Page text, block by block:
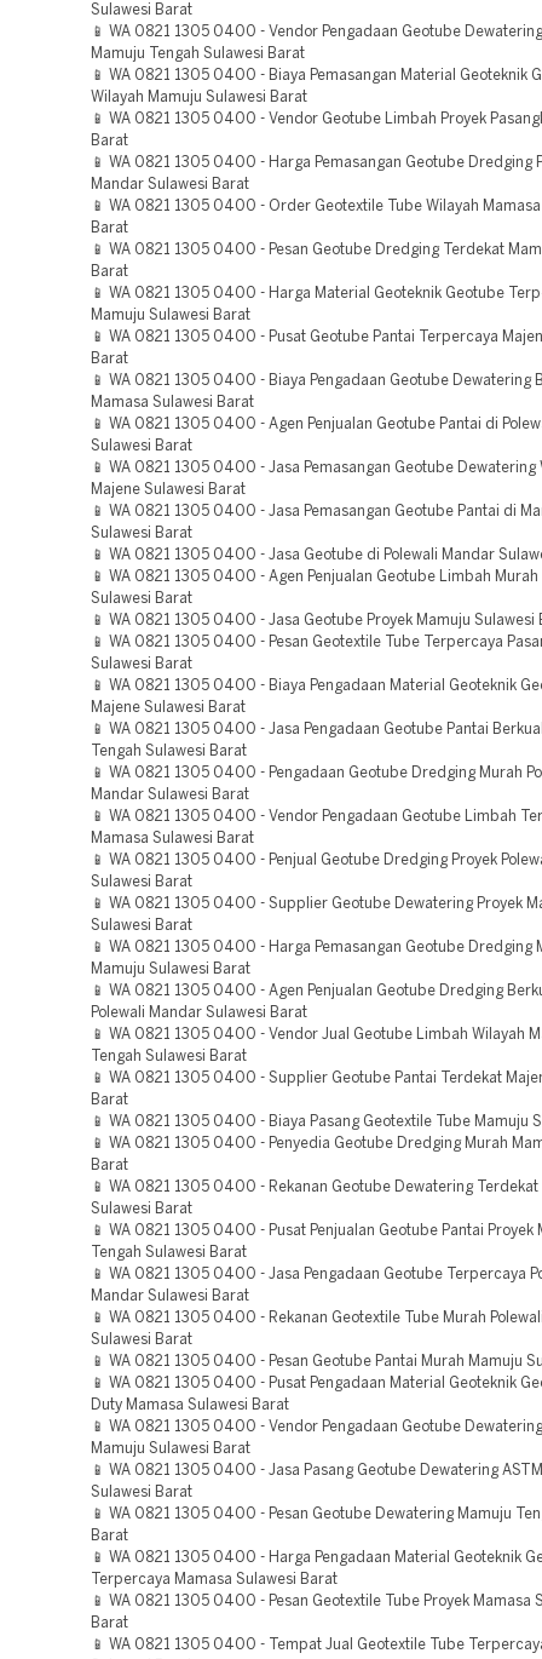
Sulawesi Barat
📱 WA 0821 1305 0400 - Vendor Pengadaan Geotube
Mamuju Tengah Sulawesi Barat
📱 WA 0821 1305 0400 - Biaya Pemasangan Material Geoteknik
Wilayah Mamuju Sulawesi Barat
📱 WA 0821 1305 0400 - Vendor Geotube Limbah Proyek
Barat
📱 WA 0821 1305 0400 - Harga Pemasangan Geotube Dredging
Mandar Sulawesi Barat
📱 WA 0821 1305 0400 - Order Geotextile Tube Wilayah
Barat
📱 WA 0821 1305 0400 - Pesan Geotube Dredging Terdekat
Barat
📱 WA 0821 1305 0400 - Harga Material Geoteknik Geotube
Mamuju Sulawesi Barat
📱 WA 0821 1305 0400 - Pusat Geotube Pantai Terpercaya
Barat
📱 WA 0821 1305 0400 - Biaya Pengadaan Geotube Dewatering
Mamasa Sulawesi Barat
📱 WA 0821 1305 0400 - Agen Penjualan Geotube Pantai di
Sulawesi Barat
📱 WA 0821 1305 0400 - Jasa Pemasangan Geotube Dewatering
Majene Sulawesi Barat
📱 WA 0821 1305 0400 - Jasa Pemasangan Geotube Pantai di
Sulawesi Barat
📱 WA 0821 1305 0400 - Jasa Geotube di Polewali Mandar
📱 WA 0821 1305 0400 - Agen Penjualan Geotube Limbah Murah
Sulawesi Barat
📱 WA 0821 1305 0400 - Jasa Geotube Proyek Mamuju Sulawesi
📱 WA 0821 1305 0400 - Pesan Geotextile Tube Terpercaya
Sulawesi Barat
📱 WA 0821 1305 0400 - Biaya Pengadaan Material Geoteknik
Majene Sulawesi Barat
📱 WA 0821 1305 0400 - Jasa Pengadaan Geotube Pantai
Tengah Sulawesi Barat
📱 WA 0821 1305 0400 - Pengadaan Geotube Dredging Murah
Mandar Sulawesi Barat
📱 WA 0821 1305 0400 - Vendor Pengadaan Geotube Limbah
Mamasa Sulawesi Barat
📱 WA 0821 1305 0400 - Penjual Geotube Dredging Proyek
Sulawesi Barat
📱 WA 0821 1305 0400 - Supplier Geotube Dewatering Proyek
Sulawesi Barat
📱 WA 0821 1305 0400 - Harga Pemasangan Geotube Dredging
Mamuju Sulawesi Barat
📱 WA 0821 1305 0400 - Agen Penjualan Geotube Dredging
Polewali Mandar Sulawesi Barat
📱 WA 0821 1305 0400 - Vendor Jual Geotube Limbah Wilayah
Tengah Sulawesi Barat
📱 WA 0821 1305 0400 - Supplier Geotube Pantai Terdekat
Barat
📱 WA 0821 1305 0400 - Biaya Pasang Geotextile Tube Mamuju
📱 WA 0821 1305 0400 - Penyedia Geotube Dredging Murah
Barat
📱 WA 0821 1305 0400 - Rekanan Geotube Dewatering Terdekat
Sulawesi Barat
📱 WA 0821 1305 0400 - Pusat Penjualan Geotube Pantai Proyek
Tengah Sulawesi Barat
📱 WA 0821 1305 0400 - Jasa Pengadaan Geotube Terpercaya
Mandar Sulawesi Barat
📱 WA 0821 1305 0400 - Rekanan Geotextile Tube Murah
Sulawesi Barat
📱 WA 0821 1305 0400 - Pesan Geotube Pantai Murah Mamuju
📱 WA 0821 1305 0400 - Pusat Pengadaan Material Geoteknik
Duty Mamasa Sulawesi Barat
📱 WA 0821 1305 0400 - Vendor Pengadaan Geotube
Mamuju Sulawesi Barat
📱 WA 0821 1305 0400 - Jasa Pasang Geotube Dewatering
Sulawesi Barat
📱 WA 0821 1305 0400 - Pesan Geotube Dewatering Mamuju
Barat
📱 WA 0821 1305 0400 - Harga Pengadaan Material Geoteknik
Terpercaya Mamasa Sulawesi Barat
📱 WA 0821 1305 0400 - Pesan Geotextile Tube Proyek Mamasa
Barat
📱 WA 0821 1305 0400 - Tempat Jual Geotextile Tube